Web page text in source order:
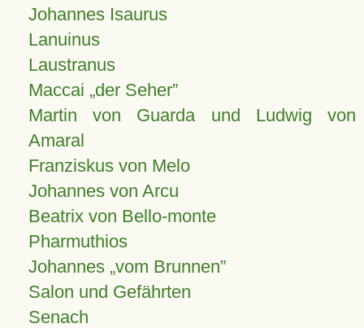
Johannes Isaurus
Lanuinus
Laustranus
Maccai „der Seher”
Martin von Guarda und Ludwig von
Amaral
Franziskus von Melo
Johannes von Arcu
Beatrix von Bello-monte
Pharmuthios
Johannes vom Brunnen
Salon und Gefährten
Senach